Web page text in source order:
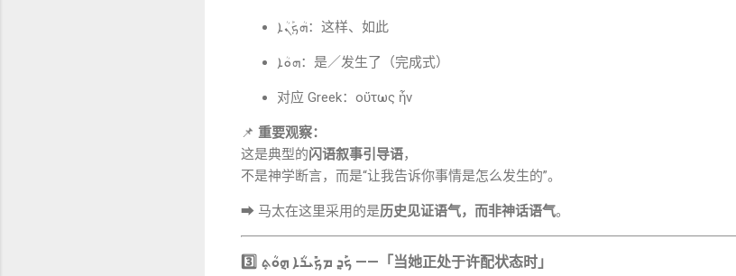
ܗܳܟ݂ܰܢܳܐ：这样、如此
ܗܘܳܐ：是／发生了（完成式）
对应 Greek：οὕτως ἦν
📌 重要观察：
这是典型的闪语叙事引导语，
不是神学断言，而是“让我告诉你事情是怎么发生的”。
➡ 马太在这里采用的是历史见证语气，而非神话语气。
3️⃣ ܟܰܕ݂ ܡܟ݂ܺܝܪܳܐ ܗ݈ܘܳܬ݂ ——「当她正处于许配状态时」